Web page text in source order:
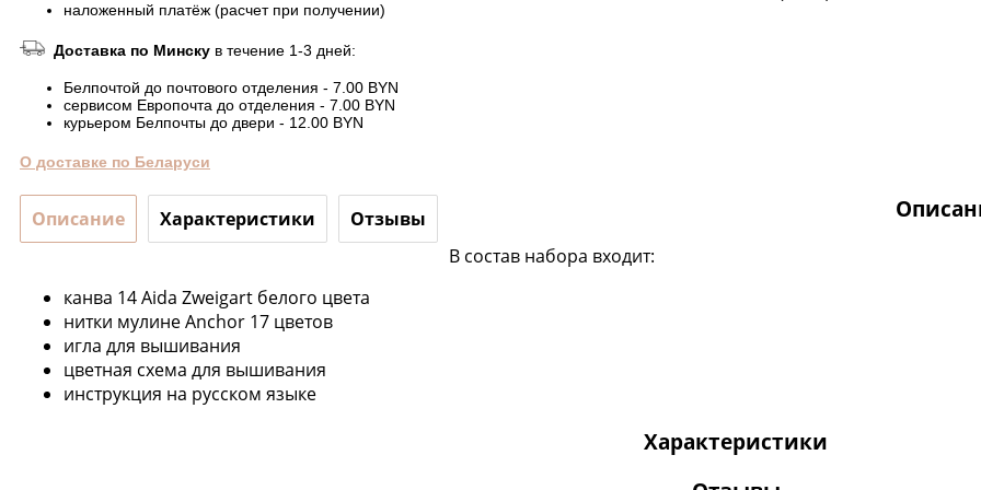
наложенный платёж (расчет при получении)
Доставка по Минску в течение 1-3 дней:
Белпочтой до почтового отделения - 7.00 BYN
сервисом Европочта до отделения - 7.00 BYN
курьером Белпочты до двери - 12.00 BYN
О доставке по Беларуси
Описание Характеристики Отзывы
В состав набора входит:
канва 14 Aida Zweigart белого цвета
нитки мулине Anchor 17 цветов
игла для вышивания
цветная схема для вышивания
инструкция на русском языке
Характеристики